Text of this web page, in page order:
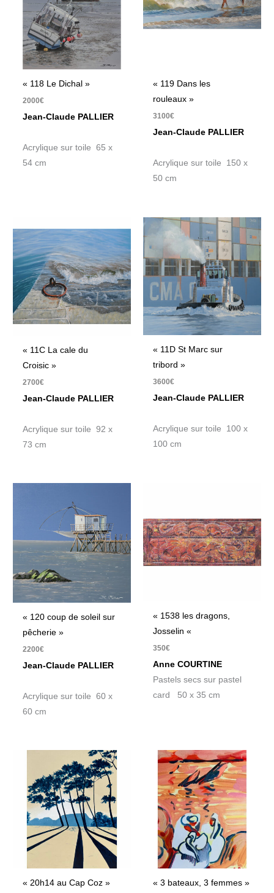
« 118 Le Dichal »
2000€
Jean-Claude PALLIER
Acrylique sur toile 65 x
54 cm
« 119 Dans les
rouleaux »
3100€
Jean-Claude PALLIER
Acrylique sur toile 150 x
50 cm
« 11C La cale du
Croisic »
2700€
Jean-Claude PALLIER
Acrylique sur toile 92 x
73 cm
« 11D St Marc sur
tribord »
3600€
Jean-Claude PALLIER
Acrylique sur toile 100 x
100 cm
« 120 coup de soleil sur
pêcherie »
2200€
Jean-Claude PALLIER
Acrylique sur toile 60 x
60 cm
« 1538 les dragons,
Josselin «
350€
Anne COURTINE
Pastels secs sur pastel
card 50 x 35 cm
« 20h14 au Cap Coz » « 3 bateaux, 3 femmes »